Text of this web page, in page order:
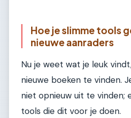
Hoe je slimme tools
nieuwe aanraders
Nu je weet wat je leuk
nieuwe boeken te vinden.
niet opnieuw uit te vinden;
tools die dit voor je doen.